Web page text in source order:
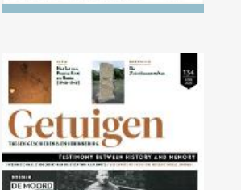
Nr. 134 (04/2022) De moord op
de ‘nuttelozen’